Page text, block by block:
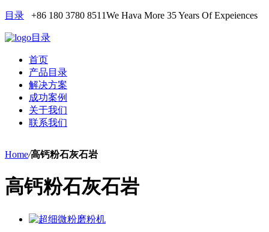
目录 +86 180 3780 8511We Hava More 35 Years Of Expeiences
目录
首页
产品目录
解决方案
成功案例
关于我们
联系我们
Home/高钙粉石灰石岩
高钙粉石灰石岩